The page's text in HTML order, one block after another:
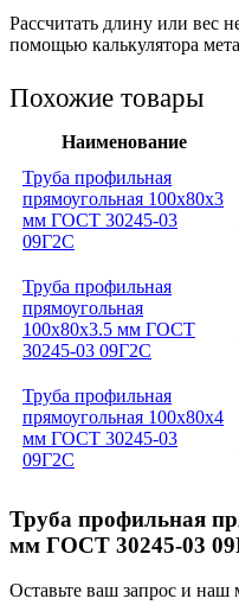
Рассчитать длину или вес
помощью калькулятора
Похожие товары
Наименование
Труба профильная
прямоугольная 100x80x3
мм ГОСТ 30245-03
09Г2С
Труба профильная
прямоугольная
100x80x3.5 мм ГОСТ
30245-03 09Г2С
Труба профильная
прямоугольная 100x80x4
мм ГОСТ 30245-03
09Г2С
Труба профильная
мм ГОСТ 30245-03
Оставьте ваш запрос и наш